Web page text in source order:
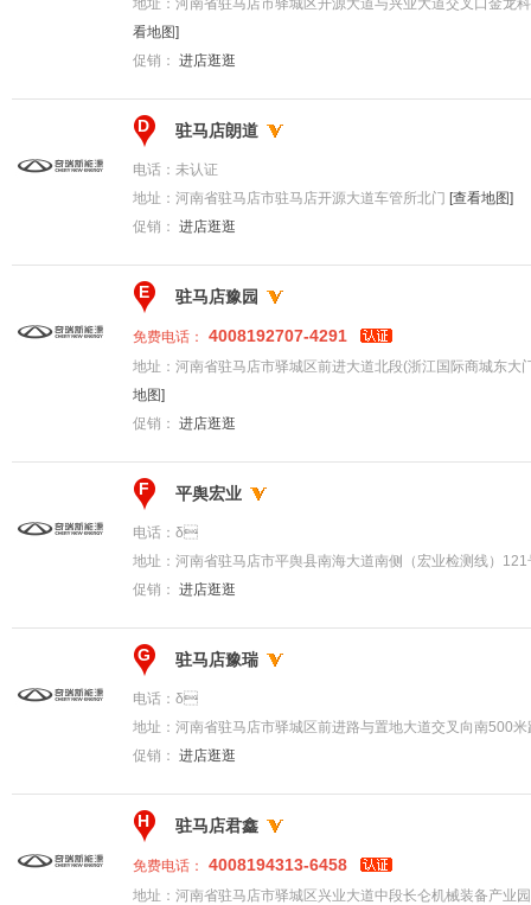
地址： 河南省驻马店市驿城区开源大道与兴业大道交叉口金龙
看地图]
促销： 进店逛逛
D 驻马店朗道
电话： 未认证
地址： 河南省驻马店市驻马店开源大道车管所北门 [查看地图]
促销： 进店逛逛
E 驻马店豫园
免费电话： 4008192707-4291
地址： 河南省驻马店市驿城区前进大道北段(浙江国际商城东大
地图]
促销： 进店逛逛
F 平舆宏业
电话： δ
地址： 河南省驻马店市平舆县南海大道南侧（宏业检测线）121
促销： 进店逛逛
G 驻马店豫瑞
电话： δ
地址： 河南省驻马店市驿城区前进路与置地大道交叉向南500米
促销： 进店逛逛
H 驻马店君鑫
免费电话： 4008194313-6458
地址： 河南省驻马店市驿城区兴业大道中段长仑机械装备产业